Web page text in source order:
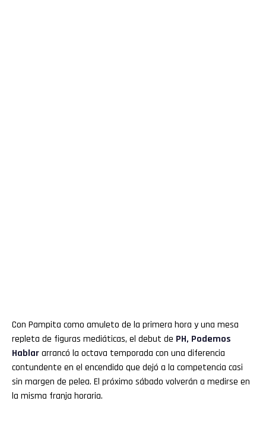
Con Pampita como amuleto de la primera hora y una mesa
repleta de figuras mediáticas, el debut de PH, Podemos
Hablararrancó la octava temporada con una diferencia
contundente en el encendido que dejó a la competencia casi
sin margen de pelea. El próximo sábado volverán a medirse en
la misma franja horaria.